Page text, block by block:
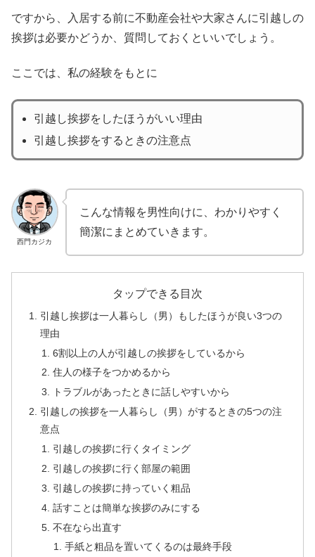
ですから、入居する前に不動産会社や大家さんに引越しの
挨拶は必要かどうか、質問しておくといいでしょう。
ここでは、私の経験をもとに
引越し挨拶をしたほうがいい理由
引越し挨拶をするときの注意点
西門カジカ
こんな情報を男性向けに、わかりやすく
簡潔にまとめていきます。
タップできる目次
引越し挨拶は一人暮らし（男）もしたほうが良い3つの
理由
6割以上の人が引越しの挨拶をしているから
住人の様子をつかめるから
トラブルがあったときに話しやすいから
引越しの挨拶を一人暮らし（男）がするときの5つの注
意点
引越しの挨拶に行くタイミング
引越しの挨拶に行く部屋の範囲
引越しの挨拶に持っていく粗品
話すことは簡単な挨拶のみにする
不在なら出直す
手紙と粗品を置いてくるのは最終手段